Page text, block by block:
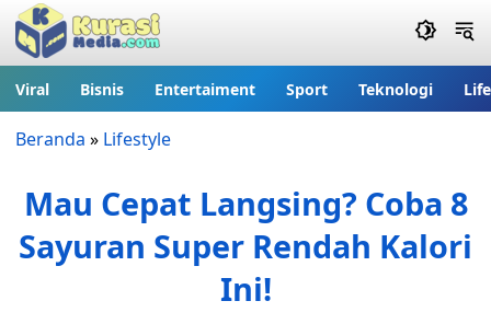
Viral Bisnis Entertaiment Sport Teknologi
Beranda » Lifestyle
Mau Cepat Langsing? Coba 8
Sayuran Super Rendah Kalori
Ini!